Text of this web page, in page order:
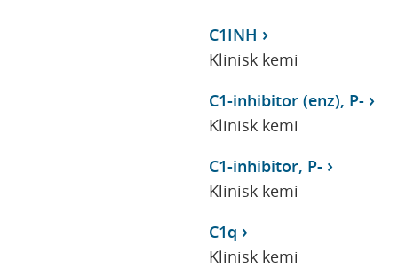
C1INH
Klinisk kemi
C1-inhibitor (enz), P-
Klinisk kemi
C1-inhibitor, P-
Klinisk kemi
C1q
Klinisk kemi